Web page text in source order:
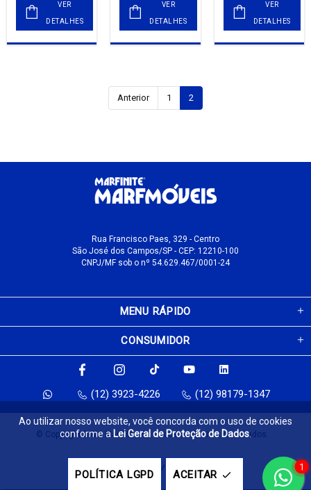
VER
DETALHES
VER
DETALHES
VER
DETALHES
Anterior 1 2
Rua Francisco Paes, 329 - Centro
São José dos Campos/SP - CEP: 12210-100
CNPJ/MF sob o nº 54.629.467/0001-24
MENU RÁPIDO
CONSUMIDOR
(12) 3923-4226 (12) 98179-1347
© Copyright 2026 MarfMóveis. Todos os direitos reservados.
Feito com
Ao utilizar nosso website, você concorda com o uso de cookies
conforme aLei Geral de Proteção de Dados.
POLÍTICA LGPD ACEITAR
1